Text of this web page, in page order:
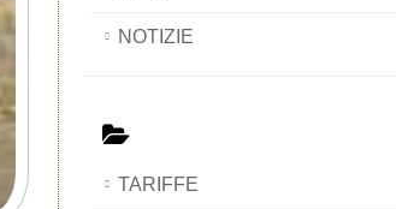
NOTIZIE
TARIFFE